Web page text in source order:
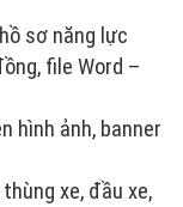
sơ năng lực
file Word –
hình ảnh, banner
xe, đầu xe,